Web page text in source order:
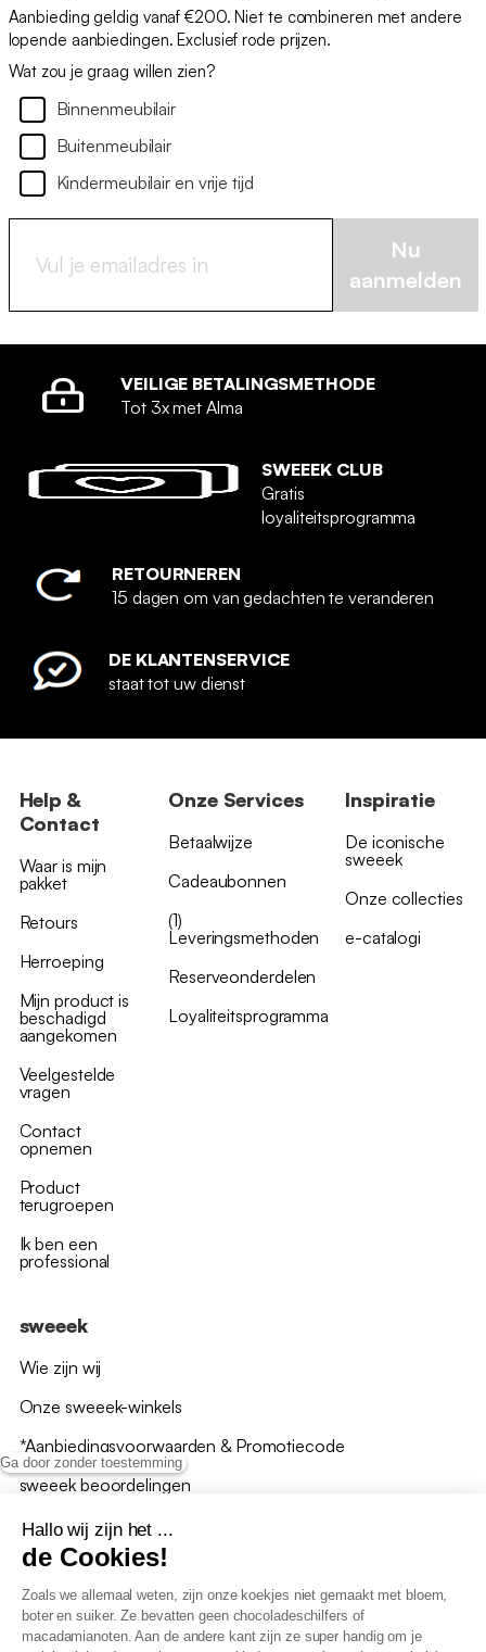
Ga door zonder toestemming
Hallo wij zijn het ...
de Cookies!
Zoals we allemaal weten, zijn onze koekjes niet gemaakt met bloem,
boter en suiker. Ze bevatten geen chocoladeschilfers of
macadamianoten. Aan de andere kant zijn ze super handig om je
Aanbieding geldig vanaf €200. Niet te combineren met andere
lopende aanbiedingen. Exclusief rode prijzen.
Wat zou je graag willen zien?
Binnenmeubilair
Buitenmeubilair
Kindermeubilair en vrije tijd
Nu
aanmelden
VEILIGE BETALINGSMETHODE
Tot 3x met Alma
SWEEEK CLUB
Gratis
loyaliteitsprogramma
RETOURNEREN
15 dagen om van gedachten te veranderen
DE KLANTENSERVICE
staat tot uw dienst
Help &
Contact
Waar is mijn
pakket
Retours
Herroeping
Mijn product is
beschadigd
aangekomen
Veelgestelde
vragen
Contact
opnemen
Product
terugroepen
Ik ben een
professional
Onze Services
Betaalwijze
Cadeaubonnen
(1)
Leveringsmethoden
Reserveonderdelen
Loyaliteitsprogramma
Inspiratie
De iconische
sweeek
Onze collecties
e-catalogi
sweeek
Wie zijn wij
Onze sweeek-winkels
*Aanbiedingsvoorwaarden & Promotiecode
sweeek beoordelingen
Algemene verkoopsvoorwaarden
AV loyaliteitsprogramma